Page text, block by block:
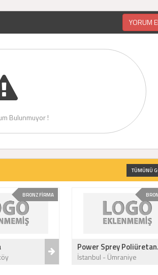
YORUM
Bulunmuyor !
TÜMÜNÜ
BRONZ FİRMA
Power Sprey
İstanbul - Ümraniye